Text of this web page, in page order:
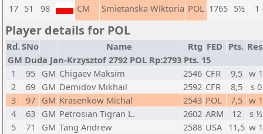
17 51 98 CM Smietanska Wiktoria POL 1765 5½ 1
Player details for POL
Rd.SNo Name Rtg FED Pts.
GM Duda Jan-Krzysztof 2792 POL Rp:2793 Pts. 15
1
95 GM Chigaev Maksim 2546 CFR 9,5 w 1
2
69 GM Demidov Mikhail 2592 CFR 8,5
s 0
3
97 GM Krasenkow Michal 2543 POL 7,5 w 1
4
63 GM Petrosian Tigran L. 2602 ARM 12
s ½
5
71 GM Tang Andrew 2588 USA 11,5 w 1